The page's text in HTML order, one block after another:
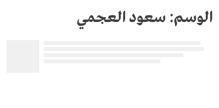
الوسم: سعود العجمي